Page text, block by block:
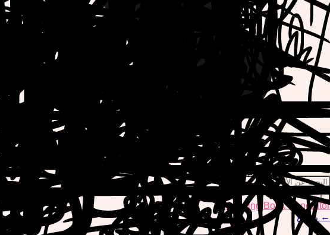
Coloring Book Generator
← رجوع